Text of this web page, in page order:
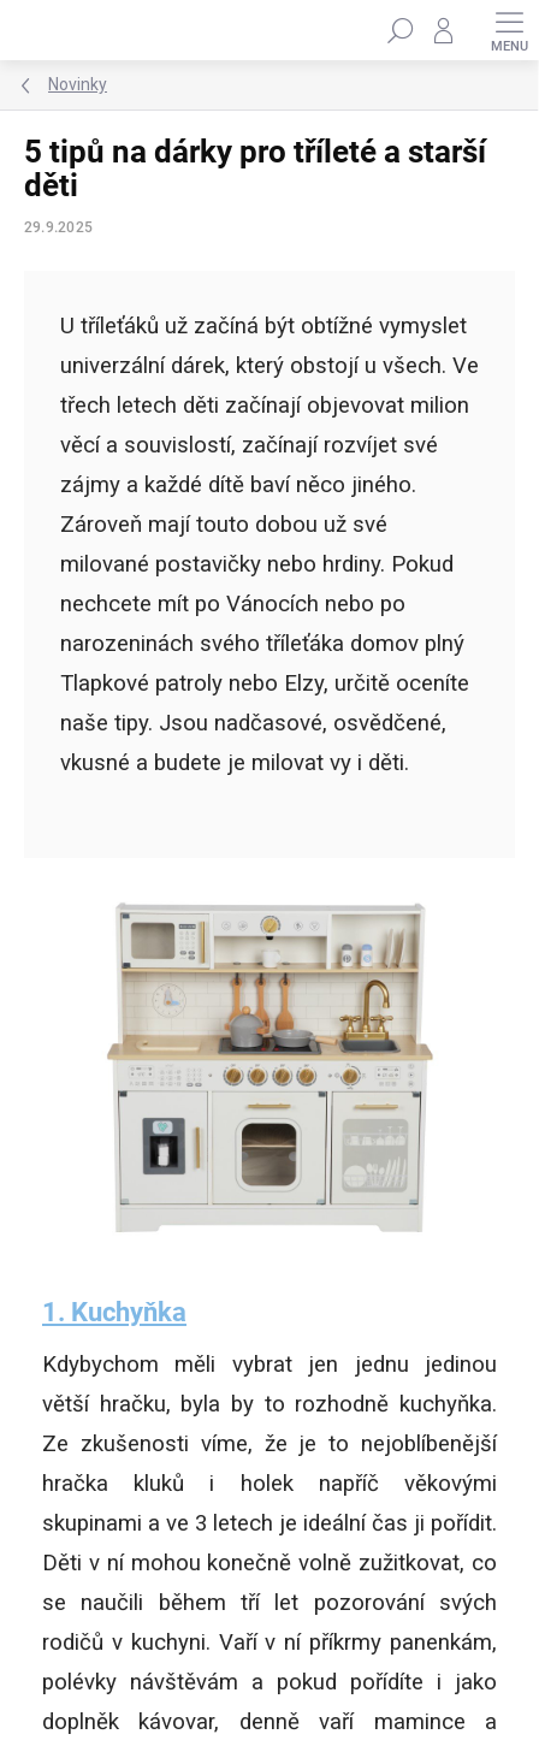
Hledat
Novinky
5 tipů na dárky pro tříleté a starší
děti
29.9.2025
U tříleťáků už začíná být obtížné vymyslet
univerzální dárek, který obstojí u všech. Ve
třech letech děti začínají objevovat milion
věcí a souvislostí, začínají rozvíjet své
zájmy a každé dítě baví něco jiného.
Zároveň mají touto dobou už své
milované postavičky nebo hrdiny. Pokud
nechcete mít po Vánocích nebo po
narozeninách svého tříleťáka domov plný
Tlapkové patroly nebo Elzy, určitě oceníte
naše tipy. Jsou nadčasové, osvědčené,
vkusné a budete je milovat vy i děti.
1. Kuchyňka
Kdybychom měli vybrat jen jednu jedinou
větší hračku, byla by to rozhodně kuchyňka.
Ze zkušenosti víme, že je to nejoblíbenější
hračka kluků i holek napříč věkovými
skupinami a ve 3 letech je ideální čas ji pořídit.
Děti v ní mohou konečně volně zužitkovat, co
se naučili během tří let pozorování svých
rodičů v kuchyni. Vaří v ní příkrmy panenkám,
polévky návštěvám a pokud pořídíte i jako
doplněk kávovar, denně vaří mamince a